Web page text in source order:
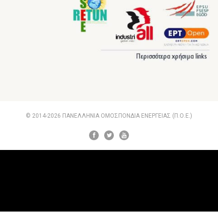
© 2014-2026 ΠΑΝΕΛΛΗΝΙΑ ΟΜΟΣΠΟΝΔΙΑ ΕΝΕΡΓΕΙΑΣ (Π.Ο.Ε.)